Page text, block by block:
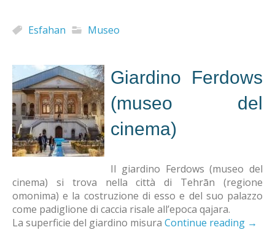
Esfahan Museo
Giardino Ferdows
(museo del
cinema)
Il giardino Ferdows (museo del
cinema) si trova nella città di Tehrān (regione
omonima) e la costruzione di esso e del suo palazzo
come padiglione di caccia risale all’epoca qajara.
La superficie del giardino misura Continue reading →